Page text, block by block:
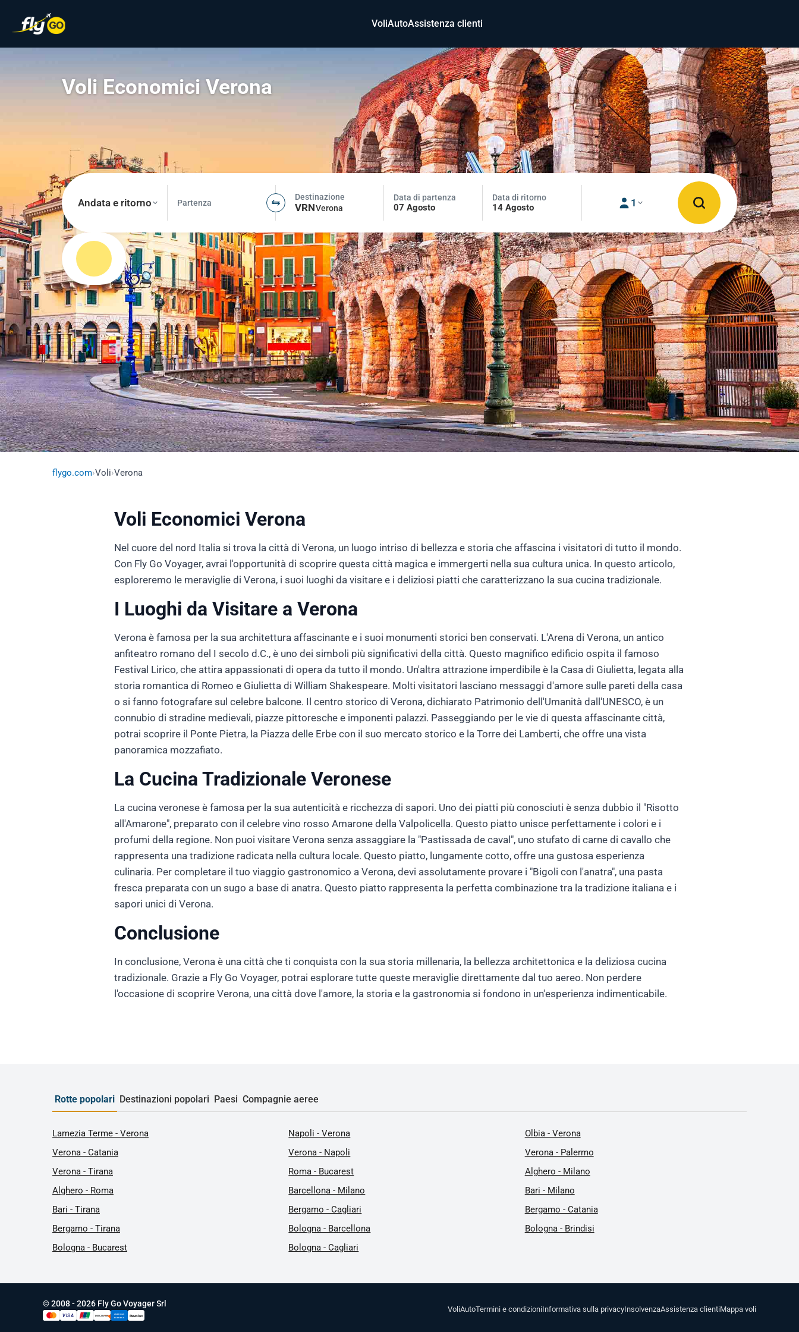
VoliAutoAssistenza clienti
Voli Economici Verona
Andata e ritorno Partenza
Destinazione
VRNVerona
Data di partenza
07 Agosto
Data di ritorno
14 Agosto 1
flygo.com›Voli›Verona
Voli Economici Verona
Nel cuore del nord Italia si trova la città di Verona, un luogo intriso di bellezza e storia che affascina i visitatori di tutto il mondo.
Con Fly Go Voyager, avrai l'opportunità di scoprire questa città magica e immergerti nella sua cultura unica. In questo articolo,
esploreremo le meraviglie di Verona, i suoi luoghi da visitare e i deliziosi piatti che caratterizzano la sua cucina tradizionale.
I Luoghi da Visitare a Verona
Verona è famosa per la sua architettura affascinante e i suoi monumenti storici ben conservati. L'Arena di Verona, un antico
anfiteatro romano del I secolo d.C., è uno dei simboli più significativi della città. Questo magnifico edificio ospita il famoso
Festival Lirico, che attira appassionati di opera da tutto il mondo. Un'altra attrazione imperdibile è la Casa di Giulietta, legata alla
storia romantica di Romeo e Giulietta di William Shakespeare. Molti visitatori lasciano messaggi d'amore sulle pareti della casa
o si fanno fotografare sul celebre balcone. Il centro storico di Verona, dichiarato Patrimonio dell'Umanità dall'UNESCO, è un
connubio di stradine medievali, piazze pittoresche e imponenti palazzi. Passeggiando per le vie di questa affascinante città,
potrai scoprire il Ponte Pietra, la Piazza delle Erbe con il suo mercato storico e la Torre dei Lamberti, che offre una vista
panoramica mozzafiato.
La Cucina Tradizionale Veronese
La cucina veronese è famosa per la sua autenticità e ricchezza di sapori. Uno dei piatti più conosciuti è senza dubbio il "Risotto
all'Amarone", preparato con il celebre vino rosso Amarone della Valpolicella. Questo piatto unisce perfettamente i colori e i
profumi della regione. Non puoi visitare Verona senza assaggiare la "Pastissada de caval", uno stufato di carne di cavallo che
rappresenta una tradizione radicata nella cultura locale. Questo piatto, lungamente cotto, offre una gustosa esperienza
culinaria. Per completare il tuo viaggio gastronomico a Verona, devi assolutamente provare i "Bigoli con l'anatra", una pasta
fresca preparata con un sugo a base di anatra. Questo piatto rappresenta la perfetta combinazione tra la tradizione italiana e i
sapori unici di Verona.
Conclusione
In conclusione, Verona è una città che ti conquista con la sua storia millenaria, la bellezza architettonica e la deliziosa cucina
tradizionale. Grazie a Fly Go Voyager, potrai esplorare tutte queste meraviglie direttamente dal tuo aereo. Non perdere
l'occasione di scoprire Verona, una città dove l'amore, la storia e la gastronomia si fondono in un'esperienza indimenticabile.
Rotte popolari Destinazioni popolari Paesi Compagnie aeree
Lamezia Terme - Verona Napoli - Verona
Olbia - Verona
Verona - Catania
Verona - Napoli
Verona - Palermo
Verona - Tirana
Roma - Bucarest
Alghero - Milano
Alghero - Roma
Barcellona - Milano
Bari - Milano
Bari - Tirana
Bergamo - Cagliari
Bergamo - Catania
Bergamo - Tirana
Bologna - Barcellona
Bologna - Brindisi
Bologna - Bucarest
Bologna - Cagliari
© 2008 - 2026 Fly Go Voyager Srl
VISA UnionPay
DISCOVER
AMERICAN
EXPRESS
Revolut
VoliAutoTermini e condizioniInformativa sulla privacyInsolvenzaAssistenza clientiMappa voli